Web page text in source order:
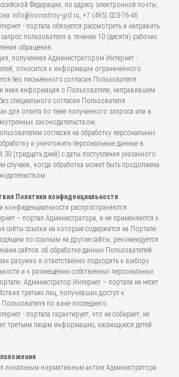
Федерации, по адресу электронной почты,
info@novostroy-gid.ru, +7 (495) 023-76-46
- портала обязуется рассмотреть и направить
пользователя в течение 10 (десяти) рабочих
обращения.
полученная Администратором Интернет -
относится к информации ограниченного
без письменного согласия Пользователя.
иная информация о Пользователе, направившем
специального согласия Пользователя
для ответа по теме полученного запроса или в
законодательством.
согласия на обработку персональных
и уничтожить персональные данные в
(тридцать дней) с даты поступления указанного
случаев, когда обработка может быть продолжена
Политики конфиденциальности
конфиденциальности распространяются
– портал Администратора, и не применяются к
сайты ссылки на которые содержатся на Портале.
по ссылкам на другие сайты, рекомендуется
сайтов об обработке данных Пользователей.
разумно и ответственно подходить к выбору
и к размещению собственных персональных
Администратор Интернет – портала не несет
третьих лиц, получивших доступ к
по вине последнего.
- портала гарантирует, что не собирает, не
третьим лицам информацию, касающуюся детей
локальным нормативным актом Администратора